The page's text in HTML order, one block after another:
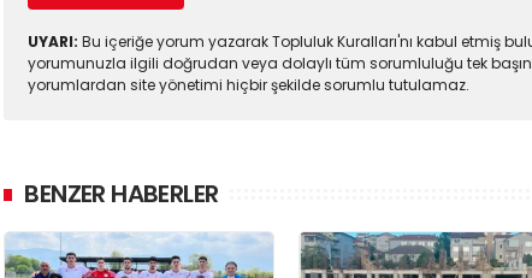
UYARI: Bu içeriğe yorum yazarak Topluluk Kuralları'nı kabul etmiş
yorumunuzla ilgili doğrudan veya dolaylı tüm sorumluluğu tek
yorumlardan site yönetimi hiçbir şekilde sorumlu tutulamaz.
BENZER HABERLER